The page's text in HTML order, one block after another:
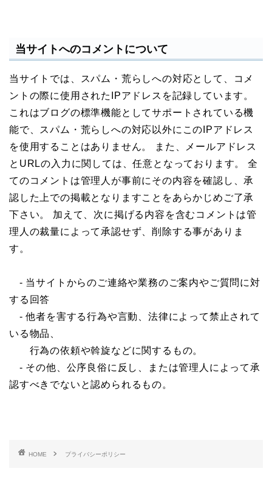
当サイトへのコメントについて
当サイトでは、スパム・荒らしへの対応として、コメ
ントの際に使用されたIPアドレスを記録しています。
これはブログの標準機能としてサポートされている機
能で、スパム・荒らしへの対応以外にこのIPアドレス
を使用することはありません。 また、メールアドレス
とURLの入力に関しては、任意となっております。 全
てのコメントは管理人が事前にその内容を確認し、承
認した上での掲載となりますことをあらかじめご了承
下さい。 加えて、次に掲げる内容を含むコメントは管
理人の裁量によって承認せず、削除する事がありま
す。
- 当サイトからのご連絡や業務のご案内やご質問に対
する回答
- 他者を害する行為や言動、法律によって禁止されて
いる物品、
行為の依頼や斡旋などに関するもの。
- その他、公序良俗に反し、または管理人によって承
認すべきでないと認められるもの。
HOME プライバシーポリシー